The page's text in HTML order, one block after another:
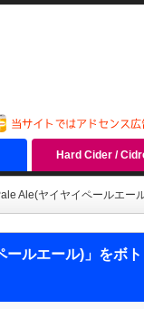
Hard Cider /
Ale(ヤイヤイペールエー
ールエール)」をボト